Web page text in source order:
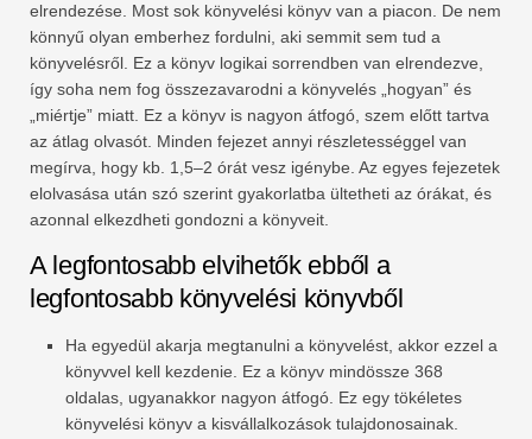
elrendezése. Most sok könyvelési könyv van a piacon. De nem
könnyű olyan emberhez fordulni, aki semmit sem tud a
könyvelésről. Ez a könyv logikai sorrendben van elrendezve,
így soha nem fog összezavarodni a könyvelés „hogyan” és
„miértje” miatt. Ez a könyv is nagyon átfogó, szem előtt tartva
az átlag olvasót. Minden fejezet annyi részletességgel van
megírva, hogy kb. 1,5–2 órát vesz igénybe. Az egyes fejezetek
elolvasása után szó szerint gyakorlatba ültetheti az órákat, és
azonnal elkezdheti gondozni a könyveit.
A legfontosabb elvihetők ebből a
legfontosabb könyvelési könyvből
Ha egyedül akarja megtanulni a könyvelést, akkor ezzel a
könyvvel kell kezdenie. Ez a könyv mindössze 368
oldalas, ugyanakkor nagyon átfogó. Ez egy tökéletes
könyvelési könyv a kisvállalkozások tulajdonosainak.